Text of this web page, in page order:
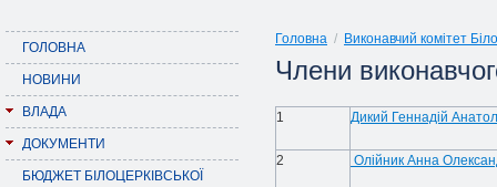
ГОЛОВНА
НОВИНИ
ВЛАДА
ДОКУМЕНТИ
БЮДЖЕТ БІЛОЦЕРКІВСЬКОЇ
Головна / Виконавчий комітет
Члени
1 Дикий Геннадій
2 Олійник Анна